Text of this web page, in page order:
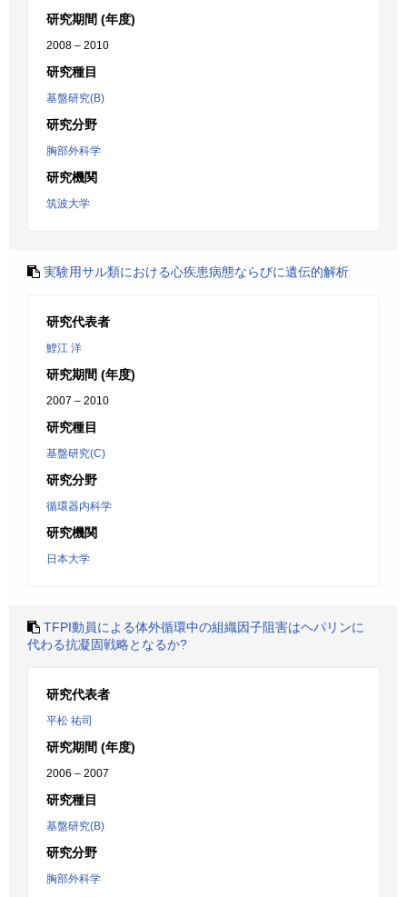
研究期間 (年度)
2008 – 2010
研究種目
基盤研究(B)
研究分野
胸部外科学
研究機関
筑波大学
実験用サル類における心疾患病態ならびに遺伝的解析
研究代表者
鯉江 洋
研究期間 (年度)
2007 – 2010
研究種目
基盤研究(C)
研究分野
循環器内科学
研究機関
日本大学
TFPI動員による体外循環中の組織因子阻害はヘパリンに
代わる抗凝固戦略となるか?
研究代表者
平松 祐司
研究期間 (年度)
2006 – 2007
研究種目
基盤研究(B)
研究分野
胸部外科学